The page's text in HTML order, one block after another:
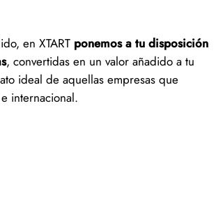
en XTART ponemos a tu disposición
, convertidas en un valor añadido a tu
ideal de aquellas empresas que
internacional.